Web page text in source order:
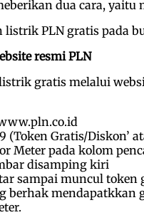
dua cara,
listrik PLN gratis pada
resmi PLN
gratis melalui
(Token Gratis/Diskon’
Meter pada kolom
disamping kiri
sampai muncul token
berhak